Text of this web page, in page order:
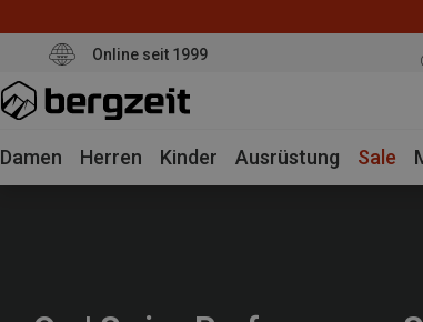
Online seit 1999
Damen Herren Kinder Ausrüstung Sale